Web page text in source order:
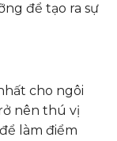
để tạo ra sự
cho ngôi
nên thú vị
làm điểm